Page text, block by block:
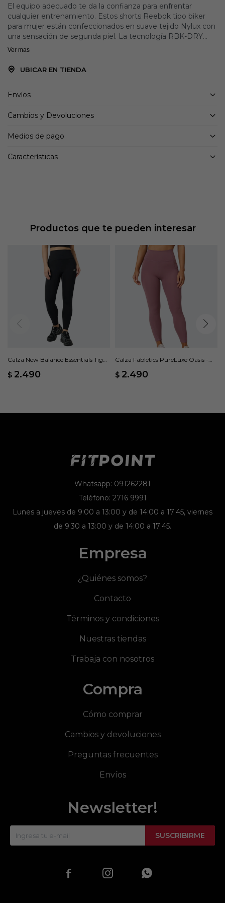
El equipo adecuado te da la confianza para enfrentar
cualquier entrenamiento. Estos shorts Reebok tipo biker
para mujer están confeccionados en suave tejido Nylux con
una sensación de segunda piel. La tecnología RBK-DRY
controla la humedad, manteniéndote seca y cómoda en
Poliamida / 20% Elastano
Ver mas
UBICAR EN TIENDA
Envíos
Cambios y Devoluciones
Medios de pago
Características
Productos que te pueden interesar
Calza New Balance Essentials Tight
$ 2.490
Calza Fabletics PureLuxe Oasis -
$ 2.490
Whatsapp: 091262281
Teléfono: 2716 9991
Lunes a jueves de 9:00 a 13:00 y de 14:00 a 17:45, viernes
de 9:30 a 13:00 y de 14:00 a 17:45.
Empresa
¿Quiénes somos?
Contacto
Términos y condiciones
Nuestras tiendas
Trabaja con nosotros
Compra
Cómo comprar
Cambios y devoluciones
Preguntas frecuentes
Envíos
Newsletter!
SUSCRIBIRME
  